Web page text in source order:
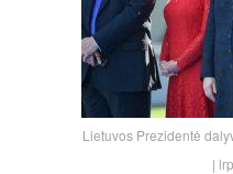
Lietuvos Prezidentė
|